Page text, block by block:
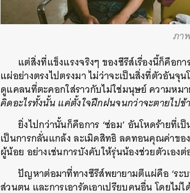
ภา
แต่สิ่งที่แข็งแรงจริงๆ ของซีรีส์เรื่องนี้ก็คือก
แผ่อย่างตรงไปตรงมา ไม่ว่าจะเป็นสิ่งที่ตัวอันจุ
ดูแคลนที่ตะคอกใส่ราวกับไม่ใช่มนุษย์ ความหม
คิดอะไรทั้งนั้น แค่ตั้งใจฝึกฝนจนกว่าจะตายไปข้
ยิ่งไปกว่านั้นก็คือการ ‘ซ่อม’ อันโหดร้ายที่
เป็นการกลั่นแกล้ง ละเมิดสิทธิ ลดทอนคุณค่าข
ผู้น้อย อย่างเช่นการบังคับให้รุ่นน้องช่วยตัวเอง
ปัญหาต่อมาที่ทางซีรีส์พยายามตีแผ่คือ ‘ระ
ส่วนตน และการเอารัดเอาเปรียบคนอื่น โดยไ